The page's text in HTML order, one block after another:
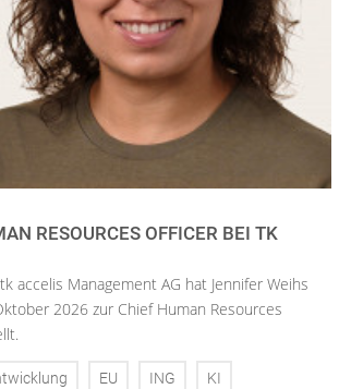
RESOURCES OFFICER BEI TK
accelis Management AG hat Jennifer Weihs
2026 zur Chief Human Resources
EU ING KI